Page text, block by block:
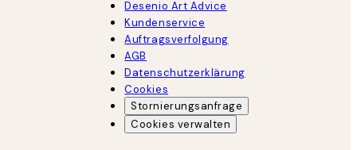
Desenio Art Advice
Kundenservice
Auftragsverfolgung
AGB
Datenschutzerklärung
Cookies
Stornierungsanfrage
Cookies verwalten